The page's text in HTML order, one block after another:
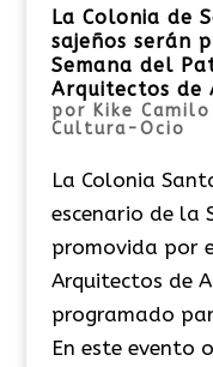
La Colonia de
sajeños serán
Semana del
Arquitectos de
por Kike
Cultura-Ocio
La Colonia
escenario de la
promovida por
Arquitectos de
programado
En este evento